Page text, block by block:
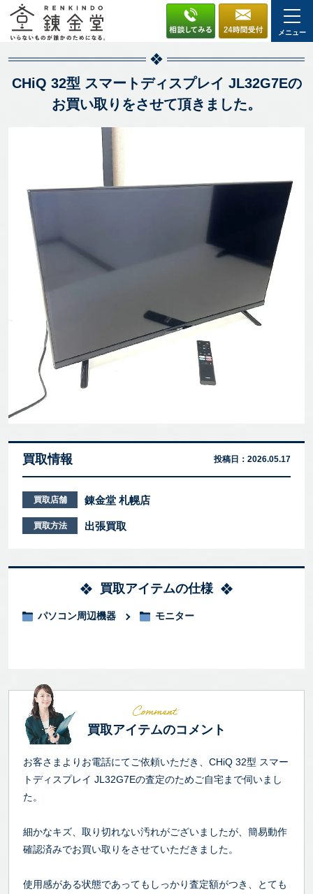
メニュー
CHiQ 32型 スマートディスプレイ JL32G7Eの
お買い取りをさせて頂きました。
買取情報 投稿日： 2026.05.17
買取店舗 錬金堂 札幌店
買取方法 出張買取
買取アイテムの仕様
パソコン周辺機器 モニター
買取アイテムのコメント
お客さまよりお電話にてご依頼いただき、CHiQ 32型 スマー
トディスプレイ JL32G7Eの査定のためご自宅まで伺いまし
た。
細かなキズ、取り切れない汚れがございましたが、簡易動作
確認済みでお買い取りをさせていただきました。
使用感がある状態であってもしっかり査定額がつき、とても